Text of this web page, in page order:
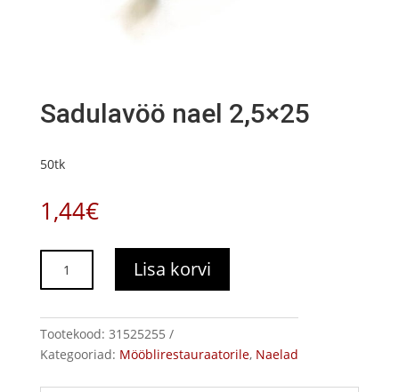
Sadulavöö nael 2,5×25
50tk
1,44€
kogus
Lisa korvi
Tootekood: 31525255
Kategooriad: Mööblirestauraatorile, Naelad